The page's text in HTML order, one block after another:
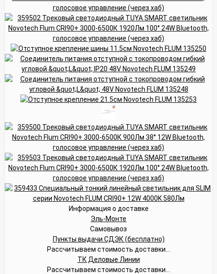
Информация о доставке
Эль-Монте
Самовывоз
Пункты выдачи СДЭК (бесплатно)
Рассчитываем стоимость доставки...
ТК Деловые Линии
Рассчитываем стоимость доставки...